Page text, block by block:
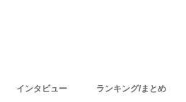
インタビュー ランキング/まとめ